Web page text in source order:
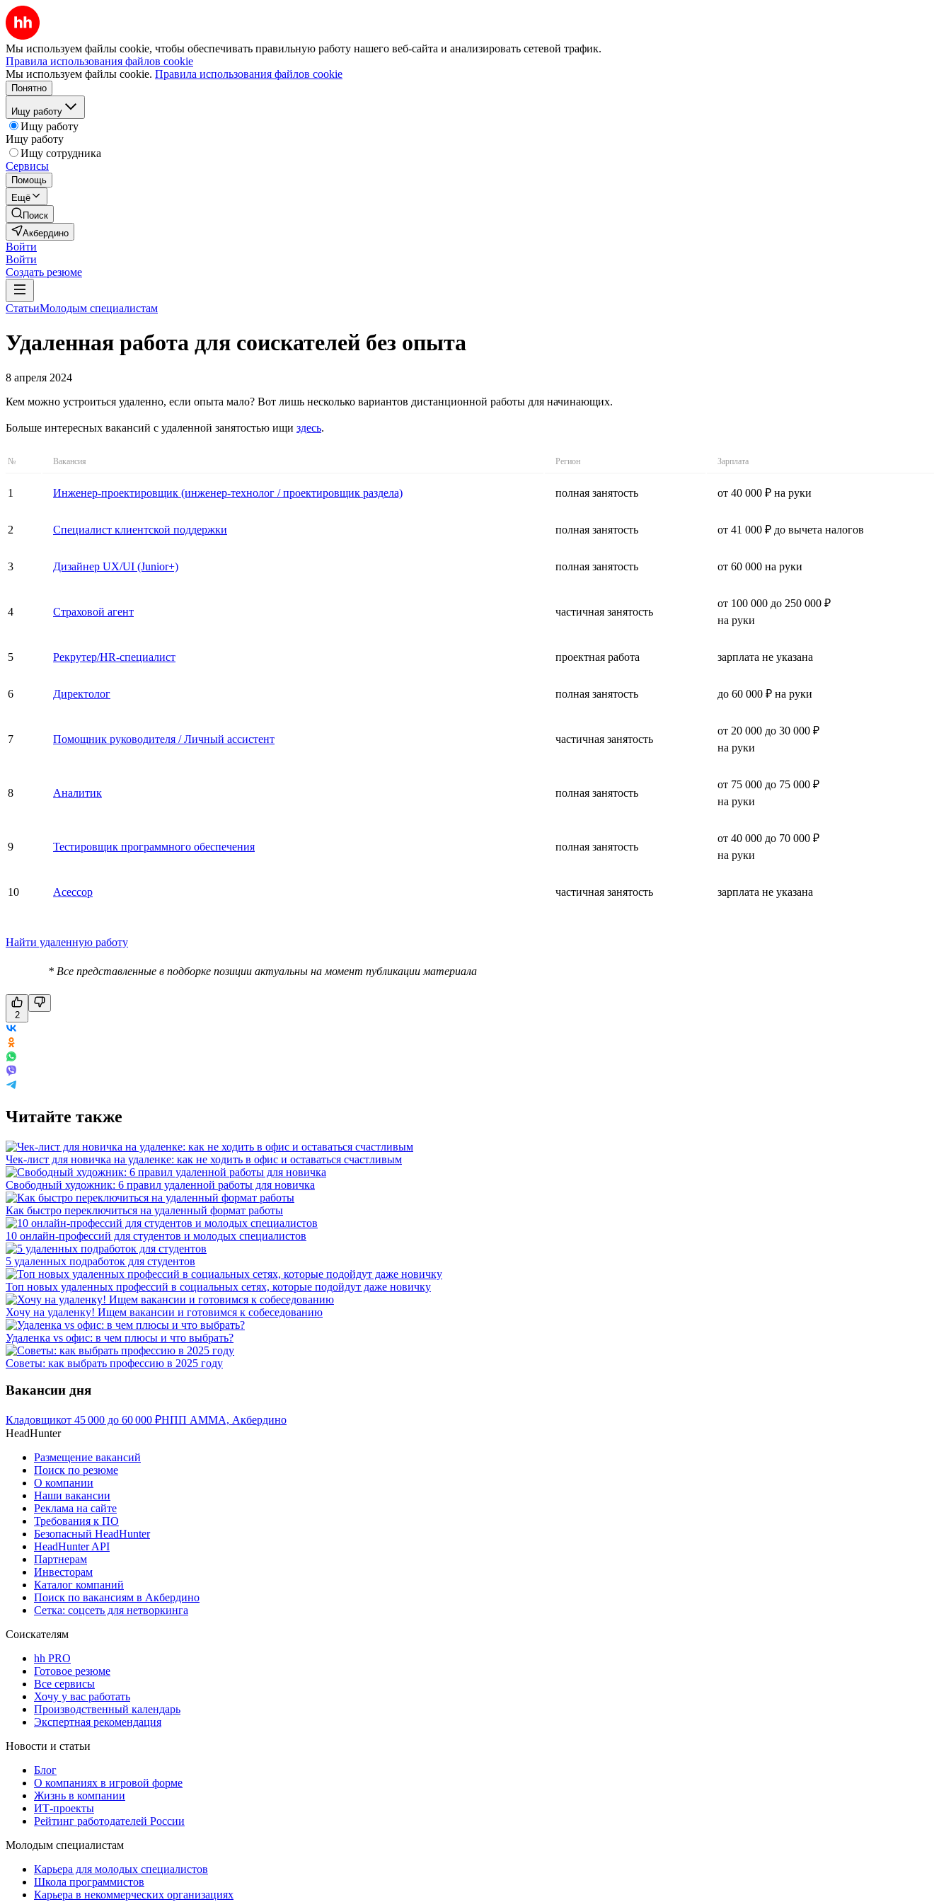
Мы используем файлы cookie, чтобы обеспечивать правильную работу нашего веб-сайта и анализировать сетевой трафик.
Правила использования файлов cookie
Мы используем файлы cookie. Правила использования файлов cookie
Понятно
Ищу работу
Ищу работу
Ищу работу
Ищу сотрудника
Сервисы
Помощь
Ещё
Поиск
Акбердино
Войти
Войти
Создать резюме
СтатьиМолодым специалистам
Удаленная работа для соискателей без опыта
8 апреля 2024
Кем можно устроиться удаленно, если опыта мало? Вот лишь несколько вариантов дистанционной работы для начинающих.
Больше интересных вакансий с удаленной занятостью ищи здесь.
№ Вакансия Регион Зарплата
1 Инженер-проектировщик (инженер-технолог / проектировщик раздела) полная занятость от 40 000 ₽ на руки
2 Специалист клиентской поддержки полная занятость от 41 000 ₽ до вычета налогов
3 Дизайнер UX/UI (Junior+) полная занятость от 60 000 на руки
4 Страховой агент частичная занятость
от 100 000 до 250 000 ₽
на руки
5 Рекрутер/HR-специалист проектная работа зарплата не указана
6 Директолог полная занятость до 60 000 ₽ на руки
7 Помощник руководителя / Личный ассистент частичная занятость
от 20 000 до 30 000 ₽
на руки
8 Аналитик полная занятость
от 75 000 до 75 000 ₽
на руки
9 Тестировщик программного обеспечения полная занятость
от 40 000 до 70 000 ₽
на руки
10 Асессор частичная занятость зарплата не указана
Найти удаленную работу
* Все представленные в подборке позиции актуальны на момент публикации материала
2
Читайте также
Чек-лист для новичка на удаленке: как не ходить в офис и оставаться счастливым
Свободный художник: 6 правил удаленной работы для новичка
Как быстро переключиться на удаленный формат работы
10 онлайн-профессий для студентов и молодых специалистов
5 удаленных подработок для студентов
Топ новых удаленных профессий в социальных сетях, которые подойдут даже новичку
Хочу на удаленку! Ищем вакансии и готовимся к собеседованию
Удаленка vs офис: в чем плюсы и что выбрать?
Советы: как выбрать профессию в 2025 году
Вакансии дня
Кладовщикот 45 000 до 60 000 ₽НПП АММА, Акбердино
HeadHunter
Размещение вакансий
Поиск по резюме
О компании
Наши вакансии
Реклама на сайте
Требования к ПО
Безопасный HeadHunter
HeadHunter API
Партнерам
Инвесторам
Каталог компаний
Поиск по вакансиям в Акбердино
Сетка: соцсеть для нетворкинга
Соискателям
hh PRO
Готовое резюме
Все сервисы
Хочу у вас работать
Производственный календарь
Экспертная рекомендация
Новости и статьи
Блог
О компаниях в игровой форме
Жизнь в компании
ИТ-проекты
Рейтинг работодателей России
Молодым специалистам
Карьера для молодых специалистов
Школа программистов
Карьера в некоммерческих организациях